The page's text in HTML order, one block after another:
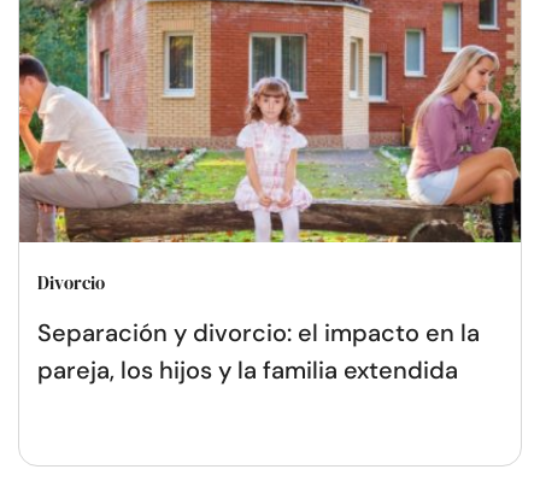
Divorcio
Separación y divorcio: el impacto en la
pareja, los hijos y la familia extendida